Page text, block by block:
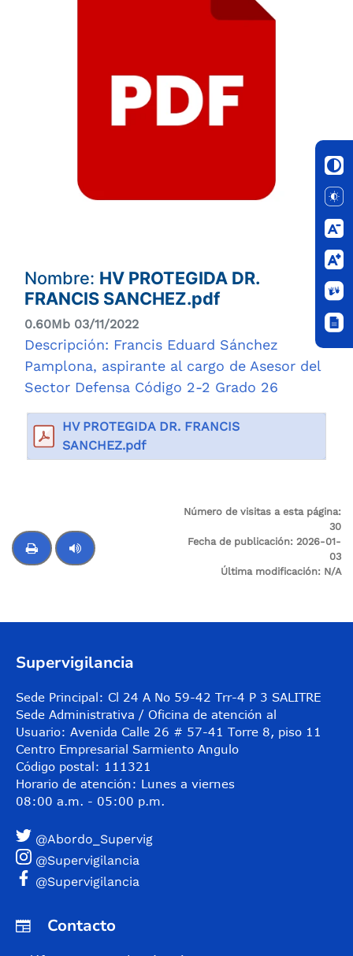
Nombre: HV PROTEGIDA DR.
FRANCIS SANCHEZ.pdf
0.60Mb 03/11/2022
Descripción: Francis Eduard Sánchez
Pamplona, aspirante al cargo de Asesor del
Sector Defensa Código 2-2 Grado 26
HV PROTEGIDA DR. FRANCIS
SANCHEZ.pdf
Número de visitas a esta página:
30
Fecha de publicación: 2026-01-
03
Última modificación: N/A
Supervigilancia
Sede Principal: Cl 24 A No 59-42 Trr-4 P 3 SALITRE
Sede Administrativa / Oficina de atención al
Usuario: Avenida Calle 26 # 57-41 Torre 8, piso 11
Centro Empresarial Sarmiento Angulo
Código postal: 111321
Horario de atención: Lunes a viernes
08:00 a.m. - 05:00 p.m.
@Abordo_Supervig
@Supervigilancia
@Supervigilancia
Contacto